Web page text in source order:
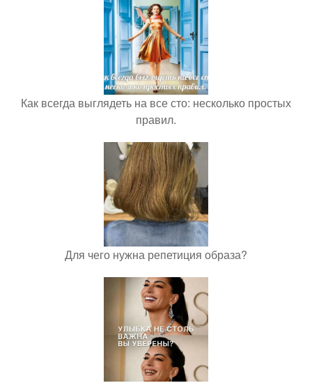
Как всегда выглядеть на все сто: несколько простых
правил.
Для чего нужна репетиция образа?